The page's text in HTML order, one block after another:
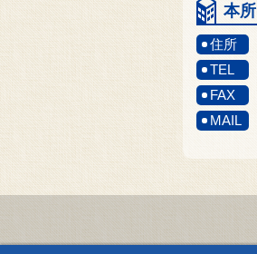
本所
住所
TEL
FAX
MAIL